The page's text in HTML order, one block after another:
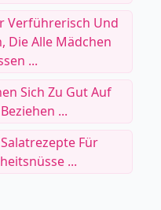
Verführerisch Und
Die Alle Mädchen
...
Sich Zu Gut Auf
...
Für
...